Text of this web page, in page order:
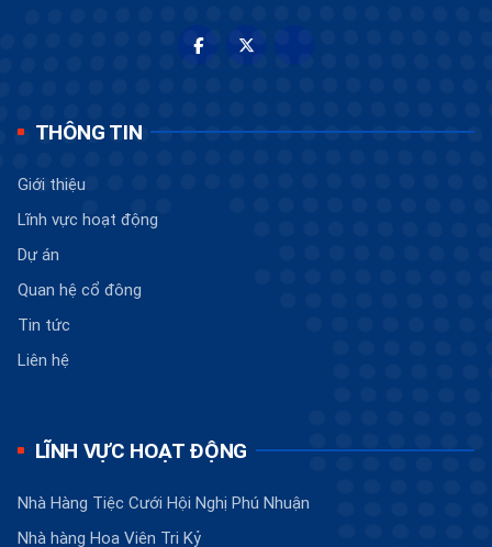
THÔNG TIN
Giới thiệu
Lĩnh vực hoạt động
Dự án
Quan hệ cổ đông
Tin tức
Liên hệ
LĨNH VỰC HOẠT ĐỘNG
Nhà Hàng Tiệc Cưới Hội Nghị Phú Nhuận
Nhà hàng Hoa Viên Tri Kỷ